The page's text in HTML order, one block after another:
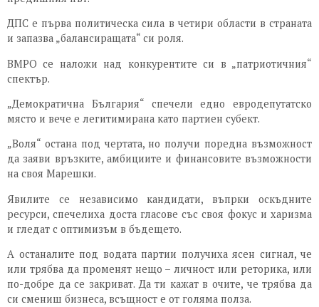
ДПС е първа политическа сила в четири области в страната
и запазва „балансиращата“ си роля.
ВМРО се наложи над конкурентите си в „патриотичния“
спектър.
„Демократична България“ спечели едно евродепутатско
място и вече е легитимирана като партиен субект.
„Воля“ остана под чертата, но получи поредна възможност
да заяви връзките, амбициите и финансовите възможности
на своя Марешки.
Явилите се независимо кандидати, въпрки оскъдните
ресурси, спечелиха доста гласове със своя фокус и харизма
и гледат с оптимизъм в бъдещето.
А останалите под водата партии получиха ясен сигнал, че
или трябва да променят нещо – личност или реторика, или
по-добре да се закриват. Да ти кажат в очите, че трябва да
си смениш бизнеса, всъщност е от голяма полза.